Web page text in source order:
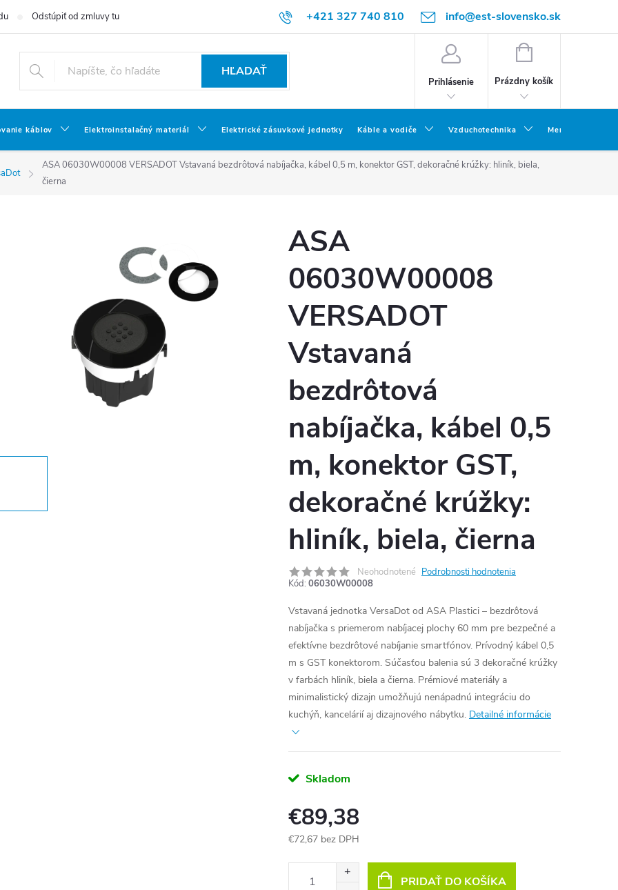
+421 327 740 810 info@est-slovensko.sk
Odstúpiť od zmluvy tu
HĽADAŤ
Prihlásenie
NÁKUPNÝ
Prázdny košík
káblov Elektroinstalačný materiál Elektrické zásuvkové jednotky Káble a vodiče Vzduchotechnika Meracia a
ASA 06030W00008 VERSADOT Vstavaná bezdrôtová nabíjačka, kábel 0,5 m, konektor GST, dekoračné krúžky: hliník, biela,
čierna
ASA
06030W00008
VERSADOT
Vstavaná
bezdrôtová
nabíjačka, kábel 0,5
m, konektor GST,
dekoračné krúžky:
hliník, biela, čierna
Neohodnotené Podrobnosti hodnotenia
Kód: 06030W00008
Vstavaná jednotka VersaDot od ASA Plastici – bezdrôtová
nabíjačka s priemerom nabíjacej plochy 60 mm pre bezpečné a
efektívne bezdrôtové nabíjanie smartfónov. Prívodný kábel 0,5
m s GST konektorom. Súčasťou balenia sú 3 dekoračné krúžky
v farbách hliník, biela a čierna. Prémiové materiály a
minimalistický dizajn umožňujú nenápadnú integráciu do
kuchýň, kancelárií aj dizajnového nábytku. Detailné informácie
Skladom
€89,38
€72,67 bez DPH
PRIDAŤ DO KOŠÍKA